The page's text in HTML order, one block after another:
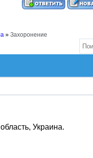
» Захоронение
Украина.